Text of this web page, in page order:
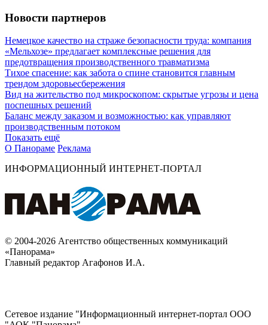
Новости партнеров
Немецкое качество на страже безопасности труда: компания
«Мельхозе» предлагает комплексные решения для
предотвращения производственного травматизма
Тихое спасение: как забота о спине становится главным
трендом здоровьесбережения
Вид на жительство под микроскопом: скрытые угрозы и цена
поспешных решений
Баланс между заказом и возможностью: как управляют
производственным потоком
Показать ещё
О Панораме Реклама
ИНФОРМАЦИОННЫЙ ИНТЕРНЕТ-ПОРТАЛ
© 2004-2026 Агентство общественных коммуникаций
«Панорама»
Главный редактор Агафонов И.А.
Сетевое издание "Информационный интернет-портал ООО